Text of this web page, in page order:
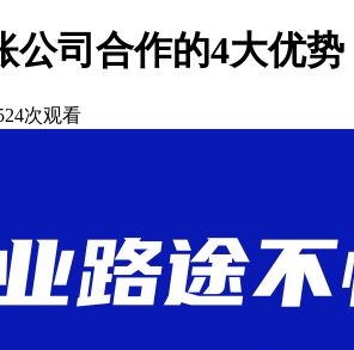
公司合作的4大优势
次观看